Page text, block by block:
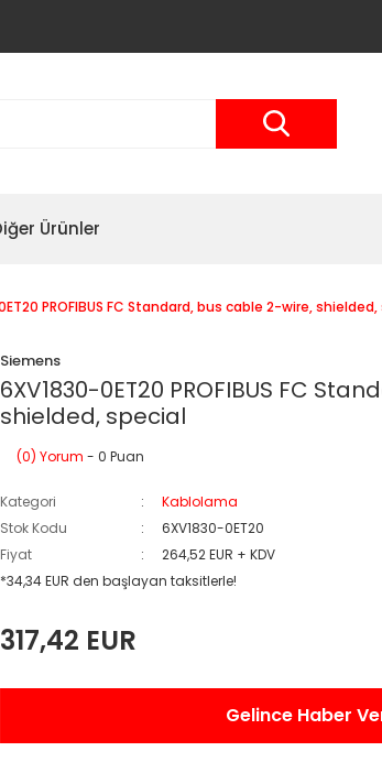
Ürünler
PROFIBUS FC Standard, bus cable 2-wire,
Siemens
6XV1830-0ET20 PROFIBUS FC
shielded, special
(0) Yorum - 0 Puan
Kategori
Kablolama
Stok Kodu
6XV1830-0ET20
Fiyat
264,52 EUR + KDV
*34,34 EUR den başlayan taksitlerle!
317,42 EUR
Gelince Haber